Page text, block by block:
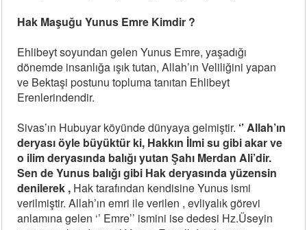
Hak Maşuğu Yunus Emre Kimdir ?
Ehlibeyt soyundan gelen Yunus Emre, yaşadığı
dönemde insanlığa ışık tutan, Allah’ın Veliliğini yapan
ve Bektaşi postunu topluma tanıtan Ehlibeyt
Erenlerindendir.
Sivas’ın Hubuyar köyünde dünyaya gelmiştir. ‘’ Allah’ın
deryası öyle büyüktür ki, Hakkın İlmi su gibi akar ve
o ilim deryasında balığı yutan Şahı Merdan Ali’dir.
Sen de Yunus balığı gibi Hak deryasında yüzensin
denilerek , Hak tarafından kendisine Yunus ismi
verilmiştir. Allah’ın emri ile verilen , evliyalık görevi
anlamına gelen ‘’ Emre’’ ismini ise dedesi Hz.Üseyin